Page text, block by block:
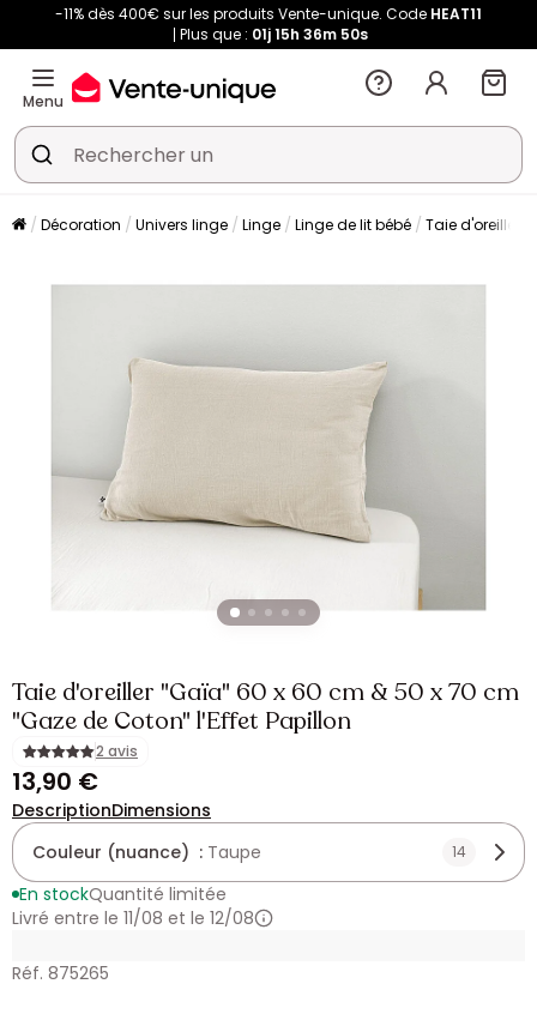
-11% dès 400€ sur les produits Vente-unique. Code HEAT11
Plus que : 01j 15h 36m 49s
Menu
Décoration Univers linge Linge Linge de lit bébé Taie d'oreiller
Taie d'oreiller "Gaïa" 60 x 60 cm & 50 x 70 cm
"Gaze de Coton" l'Effet Papillon
2 avis
13,90 €
DescriptionDimensions
Couleur (nuance) : Taupe 14
En stockQuantité limitée
Livré entre le 11/08 et le 12/08
Réf. 875265